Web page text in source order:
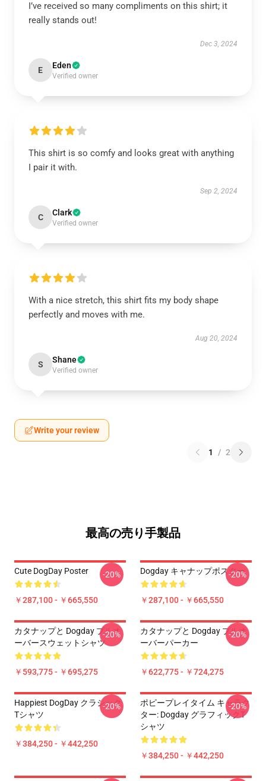
I’ve received so many compliments on this shirt; it
really stands out!
Dec 3, 2024
E Eden
Verified owner
This shirt is so comfy and looks great with anything
I pair it with.
Sep 2, 2024
C Clark
Verified owner
With a nice stretch, this shirt fits my body shape
perfectly and moves with me.
Aug 20, 2024
S Shane
Verified owner
Write your review
1 / 2
最高の売り手製品
Cute DogDay Poster
￥287,100 - ￥665,550
-20% Dogday キャナップポスター
￥287,100 - ￥665,550
-20%
カタナップと Dogday プルオ
ーバースウェットシャツ
￥593,775 - ￥695,275
-20%
カタナップと Dogday プルオ
ーバーパーカー
￥622,775 - ￥724,275
-20%
Happiest DogDay クラシック
Tシャツ
￥384,250 - ￥442,250
-20%
ポピープレイタイム キャラク
ター: Dogday グラフィックT
シャツ
￥384,250 - ￥442,250
-20%